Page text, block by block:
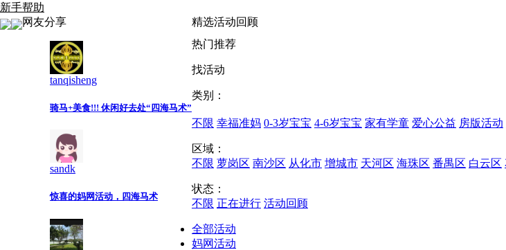
新手帮助
网友分享
tanqisheng
骑马+美食!!! 休闲好去处“四海马术”
sandk
惊喜的妈网活动，四海马术
精选活动回顾
热门推荐
找活动
类别：
不限 幸福准妈 0-3岁宝宝 4-6岁宝宝 家有学童 爱心公益 房版活动
区域：
不限 萝岗区 南沙区 从化市 增城市 天河区 海珠区 番禺区 白云区
状态：
不限 正在进行 活动回顾
全部活动
妈网活动